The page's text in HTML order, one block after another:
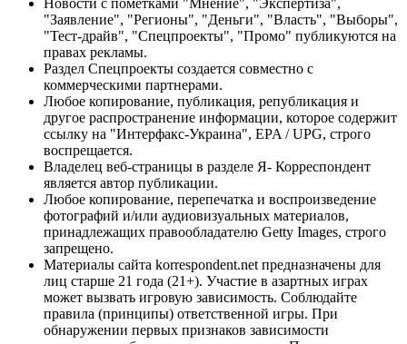
"Заявление", "Регионы", "Деньги", "Власть", "Выборы",
"Тест-драйв", "Спецпроекты", "Промо" публикуются на
правах рекламы.
Раздел Спецпроекты создается совместно с
коммерческими партнерами.
Любое копирование, публикация, републикация и
другое распространение информации, которое содержит
ссылку на "Интерфакс-Украина", EPA / UPG, строго
воспрещается.
Владелец веб-страницы в разделе Я- Корреспондент
является автор публикации.
Любое копирование, перепечатка и воспроизведение
фотографий и/или аудиовизуальных материалов,
принадлежащих правообладателю Getty Images, строго
запрещено.
Материалы сайта korrespondent.net предназначены для
лиц старше 21 года (21+). Участие в азартных играх
может вызвать игровую зависимость. Соблюдайте
правила (принципы) ответственной игры. При
обнаружении первых признаков зависимости